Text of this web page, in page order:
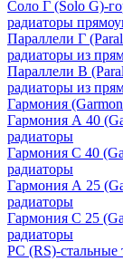
Соло Г (Solo G)-
радиаторы
Параллели Г
радиаторы из
Параллели В
радиаторы из
Гармония
Гармония А 40
радиаторы
Гармония С 40
радиаторы
Гармония А 25
радиаторы
Гармония С 25
радиаторы
РС (RS)-стальные